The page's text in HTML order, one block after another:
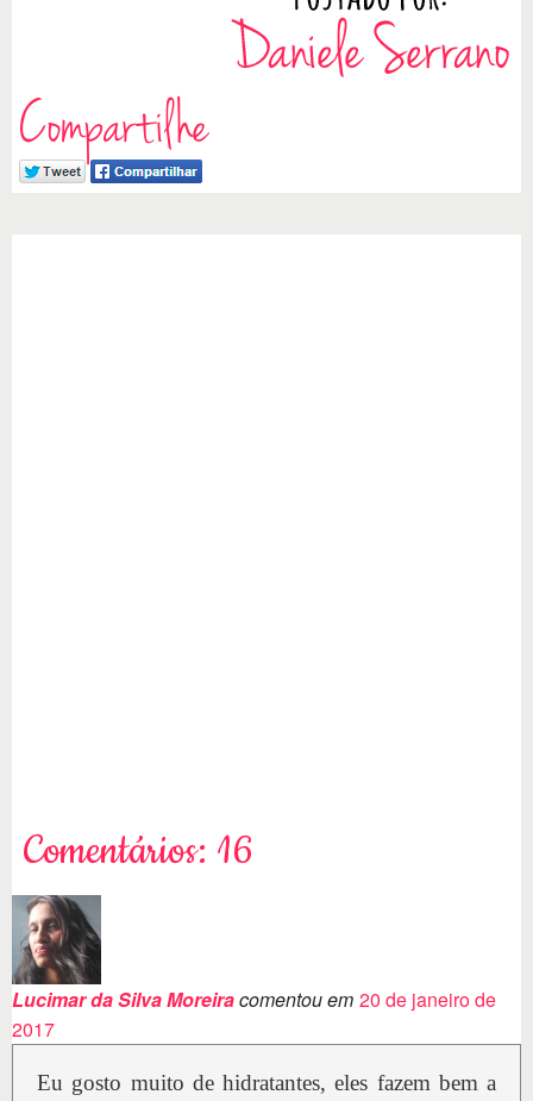
Compartilhe
Comentários: 16
Lucimar da Silva Moreiracomentou em 20 de janeiro de
2017
Eu gosto muito de hidratantes, eles fazem bem a